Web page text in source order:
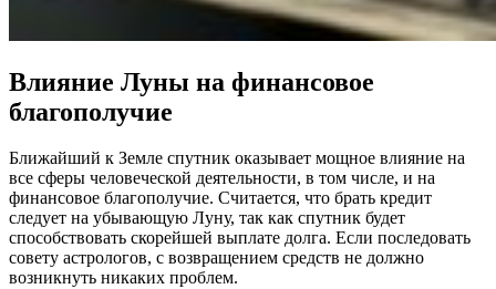
Влияние Луны на финансовое
благополучие
Ближайший к Земле спутник оказывает мощное влияние на
все сферы человеческой деятельности, в том числе, и на
финансовое благополучие. Считается, что брать кредит
следует на убывающую Луну, так как спутник будет
способствовать скорейшей выплате долга. Если последовать
совету астрологов, с возвращением средств не должно
возникнуть никаких проблем.